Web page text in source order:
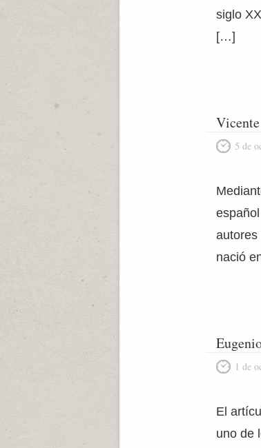
siglo
[…]
5 de
autores
nació
1 de
El
uno de